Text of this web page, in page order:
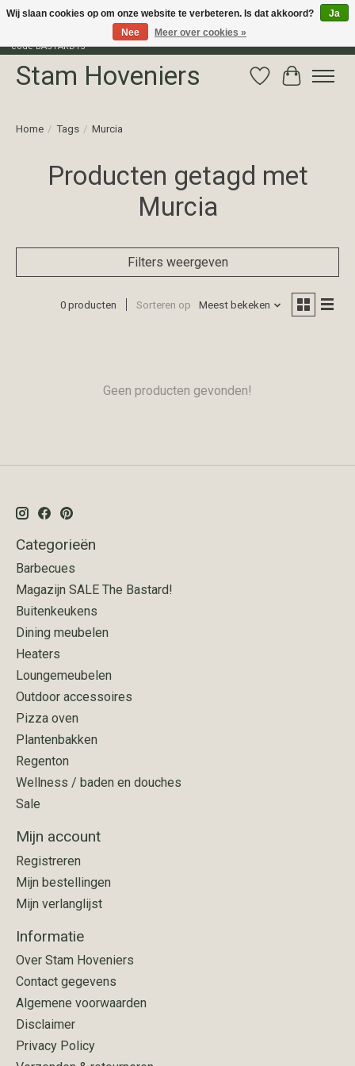
Profiteer van 15% korting op het gehele assortiment van The Bastard met
code BASTARD15
Stam Hoveniers Verlanglijst
Home / Tags / Murcia
Producten getagd met
Murcia
Filters weergeven
0 producten Sorteren op Meest bekeken
Geen producten gevonden!
Categorieën
Barbecues
Magazijn SALE The Bastard!
Buitenkeukens
Dining meubelen
Heaters
Loungemeubelen
Outdoor accessoires
Pizza oven
Plantenbakken
Regenton
Wellness / baden en douches
Sale
Mijn account
Registreren
Mijn bestellingen
Mijn verlanglijst
Informatie
Over Stam Hoveniers
Contact gegevens
Algemene voorwaarden
Disclaimer
Privacy Policy
Wij slaan cookies op om onze website te verbeteren. Is dat akkoord?
Ja
Nee
Meer over cookies »